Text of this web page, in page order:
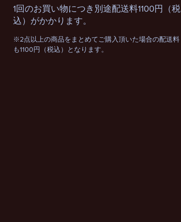
1回のお買い物につき別途配送料1100円（税
込）がかかります。
※2点以上の商品をまとめてご購入頂いた場合の配送料
も1100円（税込）となります。